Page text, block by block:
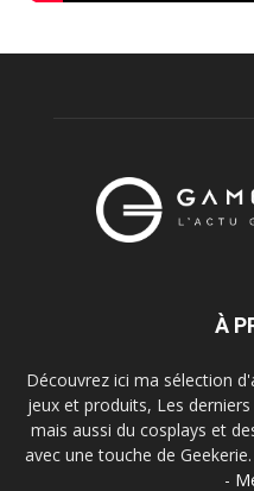
À
Découvrez ici ma sélection
jeux et produits, Les
mais aussi du cosplays et
avec une touche de
-